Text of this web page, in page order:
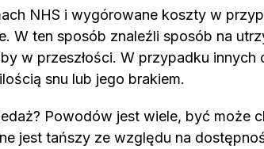
NHS i wygórowane koszty w
W ten sposób znaleźli sposób na
w przeszłości. W przypadku
snu lub jego brakiem.
Powodów jest wiele, być może
jest tańszy ze względu na